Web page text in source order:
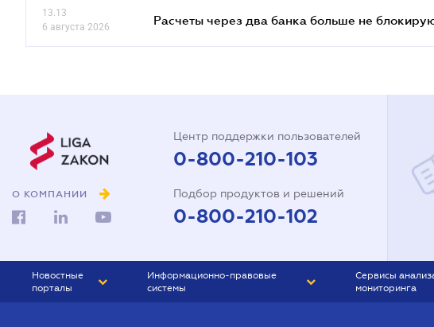
13.13
6 августа 2026
Расчеты через два банка больше не
О КОМПАНИИ
Центр поддержки пользователей
0-800-210-103
Подбор продуктов и решений
0-800-210-102
Новостные
порталы
Информационно-правовые
системы
Сервисы
мониторинга